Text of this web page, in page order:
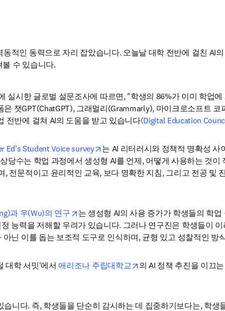
적인 동력으로 자리 잡았습니다. 오늘날 대학 전반에 걸친 AI
수 있습니다.
시한 글로벌 설문조사에 따르면, "학생의 86%가 이미 학업
챗GPT(ChatGPT), 그래멀리(Grammarly), 마이크로소프트
전반에 걸쳐 AI의 도움을 받고 있습니다(Digital Education
Ed’s Student Voice survey opens in new tab/window
는 AI 리터러시와 정책적 명확성
당수는 학업 과정에서 생성형 AI를 언제, 어떻게 사용하는 것
전문적이고 윤리적인 교육, 보다 명확한 지침, 그리고 전공 및
과 우(Wu)의 연구 opens in new tab/window
는 생성형 AI의 사용 증가가 학생들의 학
능력을 저해할 우려가 있습니다. 그러나 연구진은 학생들이
닌 이를 돕는 보조적 도구로 인식하며, 균형 있고 성찰적인 방
대학 서밋'에서 애리조나 주립대학교 opens in new tab/window
의 AI 정책 추진을 이끄
니다. 즉, 학생들을 단순히 감시하는 데 집중하기보다는, 학